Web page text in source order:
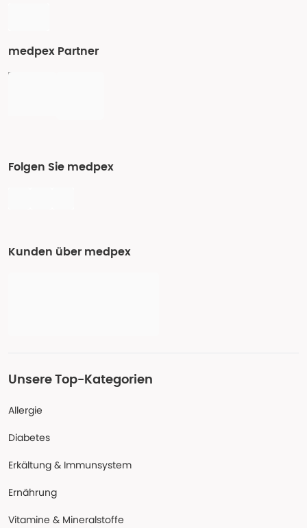
medpex Partner
Folgen Sie medpex
Kunden über medpex
Unsere Top-Kategorien
Allergie
Diabetes
Erkältung & Immunsystem
Ernährung
Vitamine & Mineralstoffe